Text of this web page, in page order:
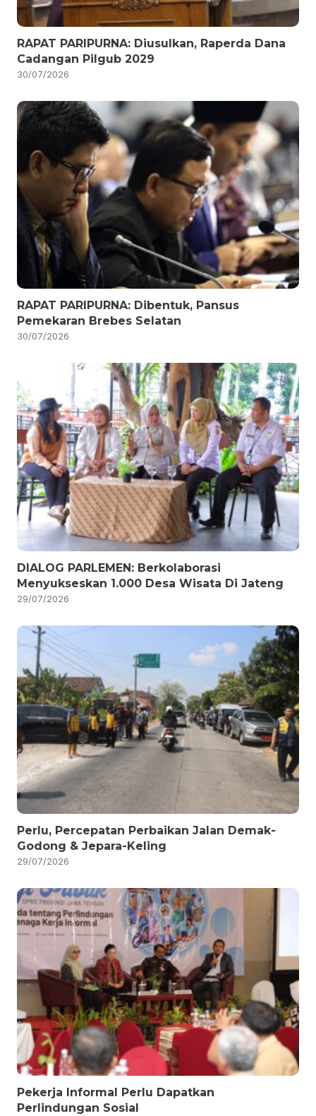
RAPAT PARIPURNA: Diusulkan, Raperda Dana
Cadangan Pilgub 2029
30/07/2026
RAPAT PARIPURNA: Dibentuk, Pansus
Pemekaran Brebes Selatan
30/07/2026
DIALOG PARLEMEN: Berkolaborasi
Menyukseskan 1.000 Desa Wisata Di Jateng
29/07/2026
Perlu, Percepatan Perbaikan Jalan Demak-
Godong & Jepara-Keling
29/07/2026
Pekerja Informal Perlu Dapatkan
Perlindungan Sosial